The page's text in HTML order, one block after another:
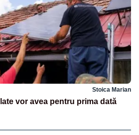
Stoica Marian
vor avea pentru prima dată